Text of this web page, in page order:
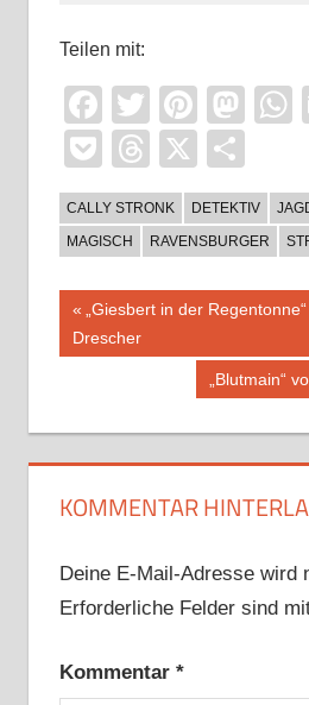
Teilen mit:
Facebook
Twitter
PocketThreads
X
CALLY STRONK DETEKTIV
MAGISCH
RAVENSBURGER
Vorheriger
Beitrag:
„Giesbert in der
Drescher
Nächster
„Blutmain“
KOMMENTAR
Deine E-Mail-Adresse wird
Erforderliche Felder sind
Kommentar *